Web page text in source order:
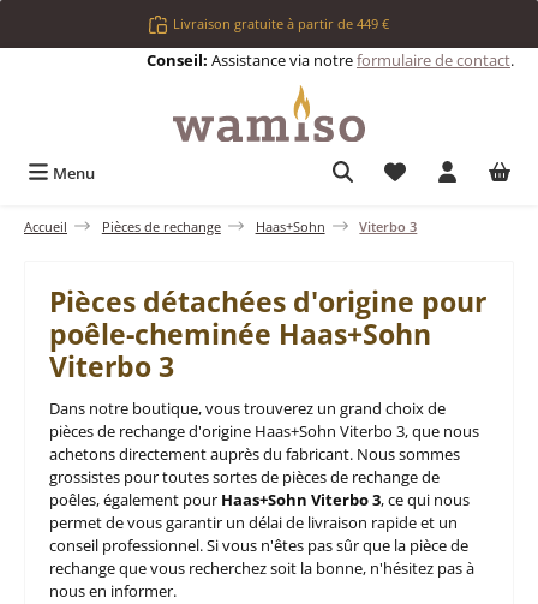
Passer au contenu principalLivraison gratuite à partir de 449 €
Conseil: Assistance via notreformulaire de contact.
Menu Vous avez 0
Accueil Pièces de rechange Haas+Sohn Viterbo 3
Pièces détachées d'origine pour
poêle-cheminée Haas+Sohn
Viterbo 3
Dans notre boutique, vous trouverez un grand choix de
pièces de rechange d'origine Haas+Sohn Viterbo 3, que nous
achetons directement auprès du fabricant. Nous sommes
grossistes pour toutes sortes de pièces de rechange de
poêles, également pour Haas+Sohn Viterbo 3, ce qui nous
permet de vous garantir un délai de livraison rapide et un
conseil professionnel. Si vous n'êtes pas sûr que la pièce de
rechange que vous recherchez soit la bonne, n'hésitez pas à
nous en informer.